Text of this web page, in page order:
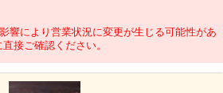
響により営業状況に変更が生じる可能性があ
接ご確認ください。